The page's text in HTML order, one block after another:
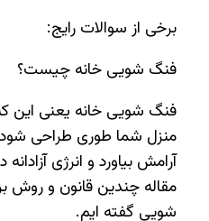
برخی از سوالات رایج:
فنگ شویی خانه چیست؟
فنگ شویی خانه یعنی این
منزل شما طوری طراحی
آرامش بیاورد و انرژی
مقاله چندین قانون و روش
شویی گفته ایم.